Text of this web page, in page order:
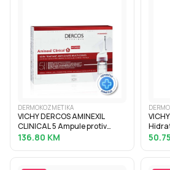
DERMOKOZMETIKA
VICHY DERCOS AMINEXIL
CLINICAL 5 Ampule protiv
ispadanja kose za žene 21x6
136.80 KM 50.75